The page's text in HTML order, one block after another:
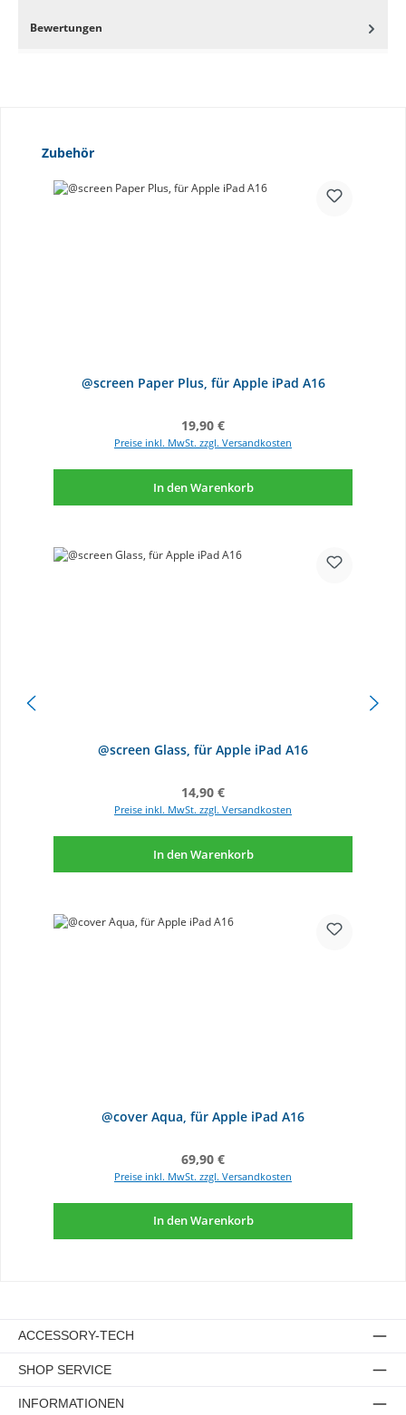
Bewertungen
Produktgalerie überspringen
Zubehör
@screen Paper Plus, für Apple iPad A16
Regulärer Preis:
19,90 €
Preise inkl. MwSt. zzgl. Versandkosten
In den Warenkorb
@screen Glass, für Apple iPad A16
Regulärer Preis:
14,90 €
Preise inkl. MwSt. zzgl. Versandkosten
In den Warenkorb
@cover Aqua, für Apple iPad A16
Regulärer Preis:
69,90 €
Preise inkl. MwSt. zzgl. Versandkosten
In den Warenkorb
ACCESSORY-TECH
SHOP SERVICE
INFORMATIONEN